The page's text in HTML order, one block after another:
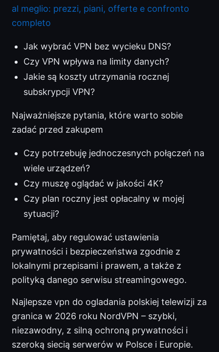
al meglio: prezzi, piani, offerte e confronto
completo
Jak wybrać VPN bez wycieku DNS?
Czy VPN wpływa na limity danych?
Jakie są koszty utrzymania rocznej
subskrypcji VPN?
Najważniejsze pytania, które warto sobie
zadać przed zakupem
Czy potrzebuję jednoczesnych połączeń na
wiele urządzeń?
Czy muszę oglądać w jakości 4K?
Czy plan roczny jest opłacalny w mojej
sytuacji?
Pamiętaj, aby regulować ustawienia
prywatności i bezpieczeństwa zgodnie z
lokalnymi przepisami i prawem, a także z
polityką danego serwisu streamingowego.
Najlepsze vpn do ogladania polskiej telewizji za
granica w 2026 roku NordVPN – szybki,
niezawodny, z silną ochroną prywatności i
szeroką siecią serwerów w Polsce i Europie.